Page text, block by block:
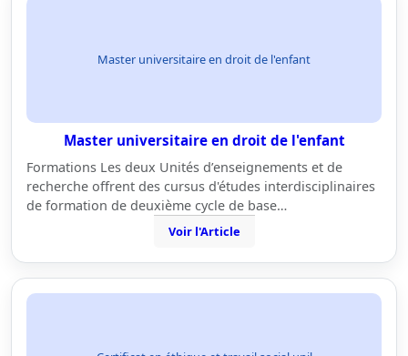
Master universitaire en droit de l'enfant
Master universitaire en droit de l'enfant
Formations Les deux Unités d’enseignements et de
recherche offrent des cursus d'études interdisciplinaires
de formation de deuxième cycle de base…
Voir l'Article